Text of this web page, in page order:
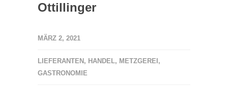
Ottillinger
MÄRZ 2, 2021
LIEFERANTEN , HANDEL, METZGEREI ,
GASTRONOMIE